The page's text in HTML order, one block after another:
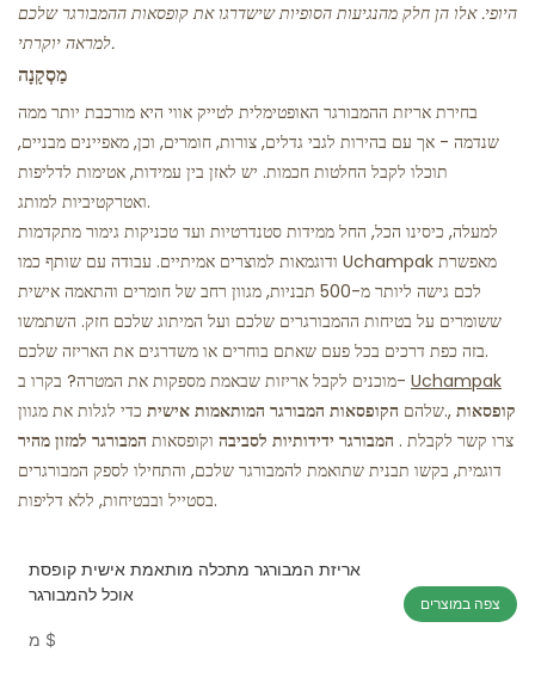
היופי. אלו הן חלק מהנגיעות הסופיות שישדרגו את קופסאות ההמבורגר שלכם
למראה יוקרתי.
מַסְקָנָה
בחירת אריזת ההמבורגר האופטימלית לטייק אווי היא מורכבת יותר ממה
שנדמה - אך עם בהירות לגבי גדלים, צורות, חומרים, וכן, מאפיינים מבניים,
תוכלו לקבל החלטות חכמות. יש לאזן בין עמידות, אטימות לדליפות
ואטרקטיביות למותג.
למעלה, כיסינו הכל, החל ממידות סטנדרטיות ועד טכניקות גימור מתקדמות
ודוגמאות למוצרים אמיתיים. עבודה עם שותף כמו Uchampak מאפשרת
לכם גישה ליותר מ-500 תבניות, מגוון רחב של חומרים והתאמה אישית
ששומרים על בטיחות ההמבורגרים שלכם ועל המיתוג שלכם חזק. השתמשו
בזה כפת דרכים בכל פעם שאתם בוחרים או משדרגים את האריזה שלכם.
מוכנים לקבל אריזות שבאמת מספקות את המטרה? בקרו ב- Uchampak
כדי לגלות את מגוון הקופסאות המבורגר המותאמות אישית שלהם., קופסאות
המבורגר למזון מהיר וקופסאות המבורגר ידידותיות לסביבה . צרו קשר לקבלת
דוגמית, בקשו תבנית שתואמת להמבורגר שלכם, והתחילו לספק המבורגרים
בסטייל ובבטיחות, ללא דליפות.
אריזת המבורגר מתכלה מותאמת אישית קופסת
אוכל להמבורגר
$
צפה במוצרים